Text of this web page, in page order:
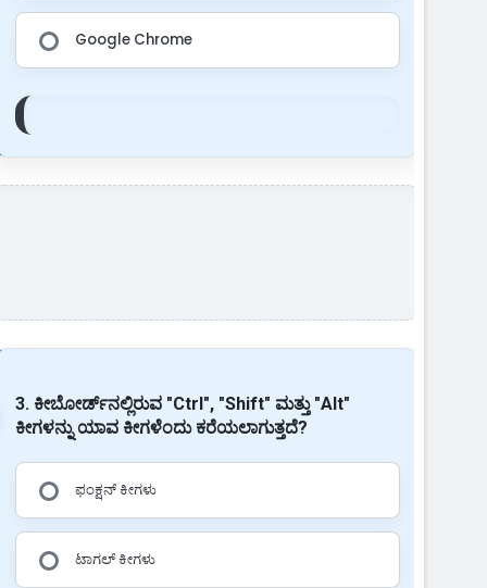
Google Chrome
3. ಕೀಬೋರ್ಡ್‌ನಲ್ಲಿರುವ "Ctrl", "Shift" ಮತ್ತು "Alt"
ಕೀಗಳನ್ನು ಯಾವ ಕೀಗಳೆಂದು ಕರೆಯಲಾಗುತ್ತದೆ?
ಫಂಕ್ಷನ್ ಕೀಗಳು
ಟಾಗಲ್ ಕೀಗಳು